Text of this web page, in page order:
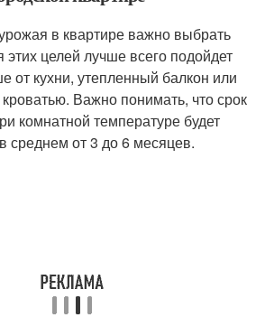
в квартире важно выбрать
целей лучше всего подойдет
от кухни, утепленный балкон или
Важно понимать, что срок
комнатной температуре будет
среднем от 3 до 6 месяцев.